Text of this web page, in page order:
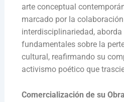
arte conceptual
marcado por la
interdisciplinariedad,
fundamentales sobre la
cultural, reafirmando su
activismo poético que
Comercialización de su Obra